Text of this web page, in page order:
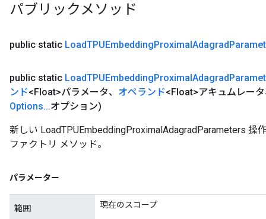
パブリックメソッド
public static LoadTPUEmbeddingProximalAdagrad
public static LoadTPUEmbeddingProximalAdagrad
ンド<Float>パラメータ、 オペランド<Float>アキュムレー
Options...オプション)
新しい LoadTPUEmbeddingProximalAdagradParameters 操
ファクトリ メソッド。
パラメーター
範囲 現在のスコープ